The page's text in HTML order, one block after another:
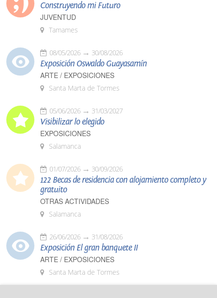
Construyendo mi Futuro
JUVENTUD
Tamames
08/05/2026 30/08/2026
Exposición Oswaldo Guayasamín
ARTE / EXPOSICIONES
Santa Marta de Tormes
05/06/2026 31/03/2027
Visibilizar lo elegido
EXPOSICIONES
Salamanca
01/07/2026 30/09/2026
122 Becas de residencia con alojamiento completo y
gratuito
OTRAS ACTIVIDADES
Salamanca
26/06/2026 31/08/2026
Exposición El gran banquete II
ARTE / EXPOSICIONES
Santa Marta de Tormes